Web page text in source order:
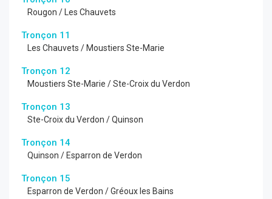
Rougon / Les Chauvets
Tronçon 11
Les Chauvets / Moustiers Ste-Marie
Tronçon 12
Moustiers Ste-Marie / Ste-Croix du Verdon
Tronçon 13
Ste-Croix du Verdon / Quinson
Tronçon 14
Quinson / Esparron de Verdon
Tronçon 15
Esparron de Verdon / Gréoux les Bains